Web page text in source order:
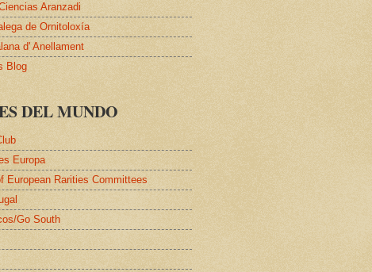
Aranzadi
de Ornitoloxía
d' Anellament
Blog
DEL MUNDO
Europa
European Rarities Committees
Go South